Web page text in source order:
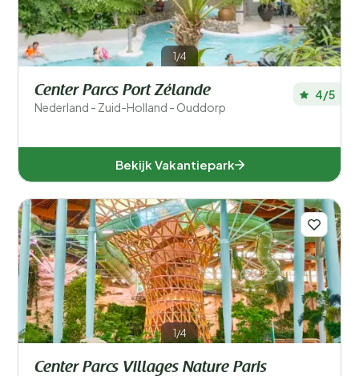
1/4
Center Parcs Port Zélande
Nederland - Zuid-Holland - Ouddorp
4/5
Bekijk Vakantiepark
1/4
Center Parcs Villages Nature Paris